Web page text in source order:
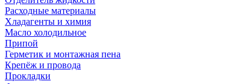
Расходные материалы
Хладагенты и химия
Масло холодильное
Припой
Герметик и монтажная пена
Крепёж и провода
Прокладки